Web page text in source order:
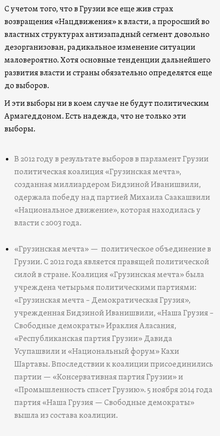
С учетом того, что в Грузии все еще жив страх
возвращения «Нацдвижения» к власти, а проросший во
властных структурах антизападный сегмент довольно
дезорганизован, радикальное изменение ситуации
маловероятно. Хотя основные тенденции дальнейшего
развития власти и страны обязательно определятся еще
до выборов.
И эти выборы ни в коем случае не будут политическим
Армагеддоном. Есть надежда, что не только эти
выборы.
В 2012 году в результате выборов в парламент Грузии
политическая коалиция «Грузинская мечта»,
созданная миллиардером Бидзиной Иванишвили,
одержала победу над партией Михаила Саакашвили
«Национальное движение», которая находилась у
власти с 2003 года.
«Грузинская мечта» — политическое объединение в
Грузии. С 2012 года является правящей политической
силой в стране. Коалиция «Грузинская мечта» была
учреждена четырьмя политическими партиями:
«Грузинская мечта – Демократическая Грузия»,
учрежденная Бидзиной Иванишвили, «Наша Грузия –
Свободные демократы» Ираклия Аласания,
«Республиканская партия Грузии» Давида
Усупашвили и «Национальный форум» Кахи
Шартавы. Впоследствии к коалиции присоединились
партии — «Консервативная партия Грузии» и
«Промышленность спасет Грузию». 5 ноября 2014 года
партия «Наша Грузия — Свободные демократы»
вышла из состава коалиции.